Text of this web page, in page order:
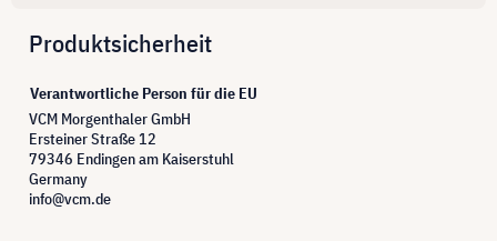
Produktsicherheit
Verantwortliche Person für die EU
VCM Morgenthaler GmbH
Ersteiner Straße 12
79346 Endingen am Kaiserstuhl
Germany
info@vcm.de